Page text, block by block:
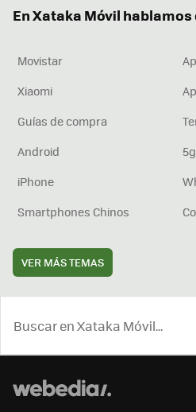
En Xataka Móvil hablamos
Movistar
Xiaomi
Guías de compra
Android
5g
iPhone
Smartphones Chinos
VER MÁS TEMAS